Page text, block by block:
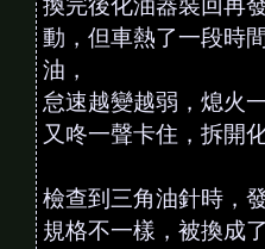
換完後化油器裝回再
動，但車熱了一段時
油，
怠速越變越弱，熄火
又咚一聲卡住，拆開
檢查到三角油針時，
規格不一樣，被換成